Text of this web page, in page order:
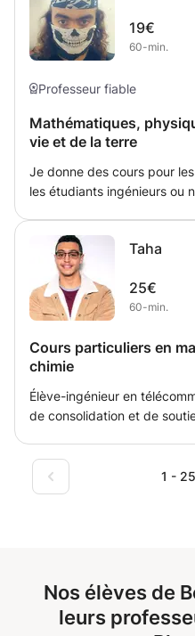
est de donner des cours
en difficulté dans une
19€
60-min.
Professeur fiable
Mathématiques,
vie et de la terre
Je donne des cours pour
les étudiants ingénieurs ou
Taha
25€
60-min.
Cours particuliers en
chimie
Élève-ingénieur en
de consolidation et de
révisions générales, des
explications des cours.
1 -
Nos élèves de
leurs